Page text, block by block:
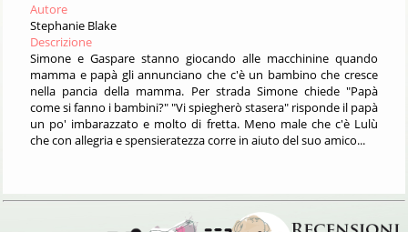
Autore
Stephanie Blake
Descrizione
Simone e Gaspare stanno giocando alle macchinine quando
mamma e papà gli annunciano che c'è un bambino che cresce
nella pancia della mamma. Per strada Simone chiede "Papà
come si fanno i bambini?" "Vi spiegherò stasera" risponde il papà
un po' imbarazzato e molto di fretta. Meno male che c'è Lulù
che con allegria e spensieratezza corre in aiuto del suo amico...